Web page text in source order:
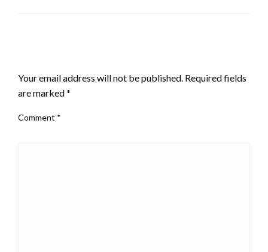
Your email address will not be published. Required fields
are marked*
Comment *